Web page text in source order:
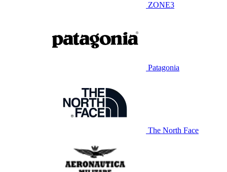
ZONE3
Patagonia
The North Face